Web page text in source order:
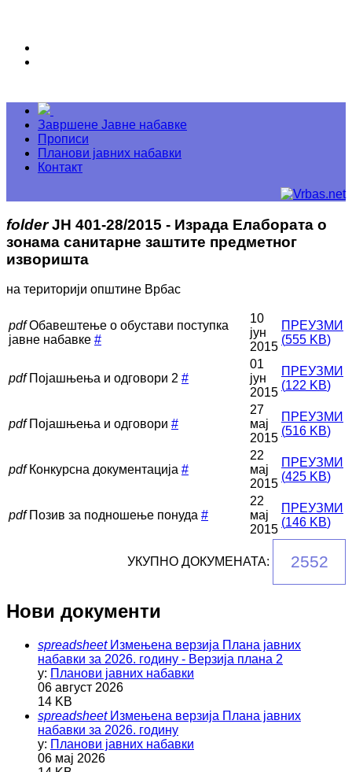
Завршене Јавне набавке
Прописи
Планови јавних набавки
Контакт
folder ЈН 401-28/2015 - Израда Елабората о
зонама санитарне заштите предметног
изворишта
на територији општине Врбас
pdf Обавештење о обустави поступка
јавне набавке #
10
јун
2015
ПРЕУЗМИ
(555 KB)
pdf Појашњења и одговори 2 #
01
јун
2015
ПРЕУЗМИ
(122 KB)
pdf Појашњења и одговори #
27
мај
2015
ПРЕУЗМИ
(516 KB)
pdf Конкурсна документација #
22
мај
2015
ПРЕУЗМИ
(425 KB)
pdf Позив за подношење понуда #
22
мај
2015
ПРЕУЗМИ
(146 KB)
УКУПНО ДОКУМЕНАТА: 2552
Нови документи
spreadsheet Измењена верзија Плана јавних
набавки за 2026. годину - Верзија плана 2
у: Планови јавних набавки
06 август 2026
14 KB
spreadsheet Измењена верзија Плана јавних
набавки за 2026. годину
у: Планови јавних набавки
06 мај 2026